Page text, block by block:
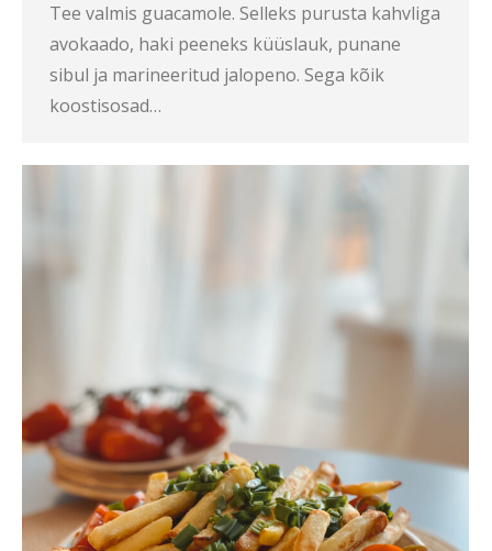
Tee valmis guacamole. Selleks purusta kahvliga
avokaado, haki peeneks küüslauk, punane
sibul ja marineeritud jalopeno. Sega kõik
koostisosad…